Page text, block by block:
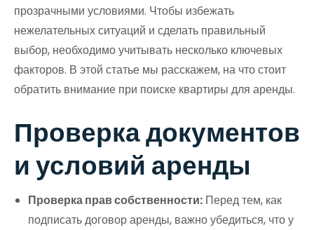
прозрачными условиями. Чтобы избежать
нежелательных ситуаций и сделать правильный
выбор, необходимо учитывать несколько ключевых
факторов. В этой статье мы расскажем, на что стоит
обратить внимание при поиске квартиры для аренды.
Проверка документов
и условий аренды
Проверка прав собственности: Перед тем, как
подписать договор аренды, важно убедиться, что у